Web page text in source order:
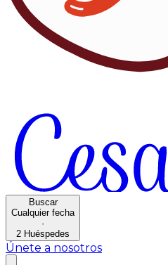
Buscar
Cualquier fecha
·
2 Huéspedes
Únete a nosotros